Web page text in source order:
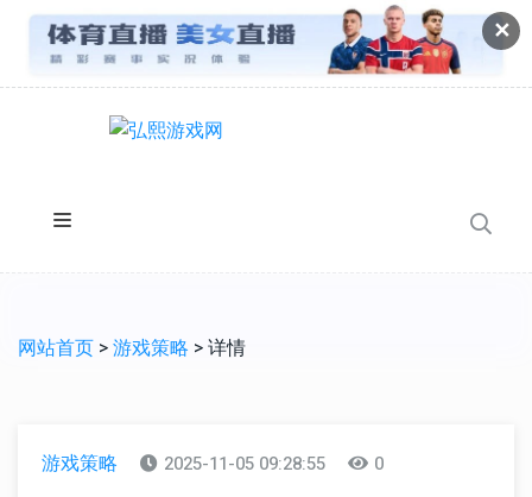
✕
网站首页 >游戏策略 > 详情
游戏策略 2025-11-05 09:28:55 0